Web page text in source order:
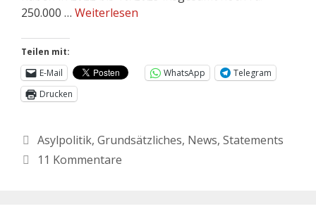
250.000 … Weiterlesen
Teilen mit:
E-Mail
WhatsApp
Telegram
Drucken
Asylpolitik, Grundsätzliches, News, Statements
11 Kommentare